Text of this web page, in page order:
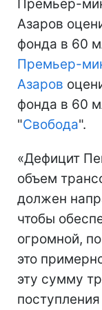
Премьер-
Азаров
фонда в 60
Премьер-
Азаров
фонда в 60
"Свобода".
«Дефицит
объем
должен
чтобы
огромной,
это
эту сумму